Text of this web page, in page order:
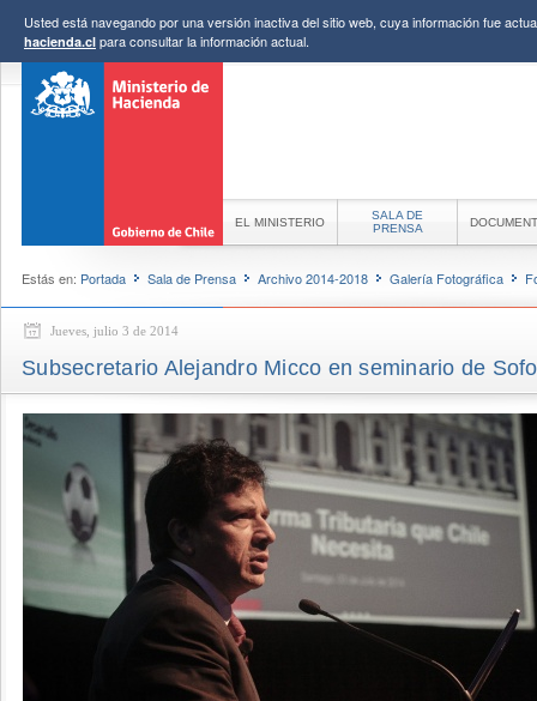
Usted está navegando por una versión inactiva del sitio web, cuya información fue
hacienda.cl para consultar la información actual.
EL MINISTERIO
SALA DE
PRENSA
Estás en: Portada Sala de Prensa Archivo 2014-2018 Galería Fotográfica
Jueves, julio 3 de 2014
Subsecretario Alejandro Micco en seminario de